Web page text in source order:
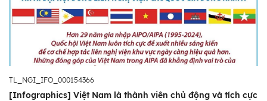
TL_NGI_IFO_000154366
[Infographics] Việt Nam là thành viên chủ động và tích cực